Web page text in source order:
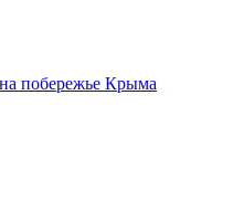
побережье Крыма